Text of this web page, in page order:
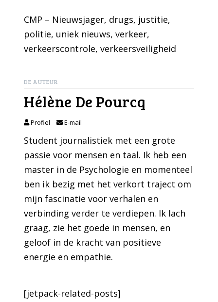
CMP – Nieuwsjager, drugs, justitie
politie, uniek nieuws, verkeer
verkeerscontrole, verkeersveiligheid
DE AUTEUR
Hélène De Pourcq
Profiel E-mail
Student journalistiek met een grote
passie voor mensen en taal. Ik heb een
master in de Psychologie en momenteel
ben ik bezig met het verkort traject om
mijn fascinatie voor verhalen en
verbinding verder te verdiepen. Ik lach
graag, zie het goede in mensen, en
geloof in de kracht van positieve
energie en empathie.
[jetpack-related-posts]